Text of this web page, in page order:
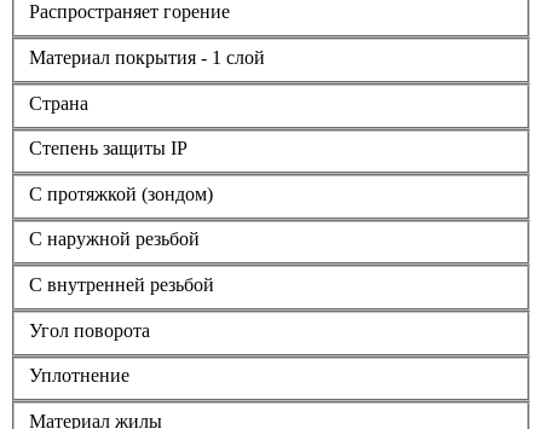
Распространяет горение
Материал покрытия - 1 слой
Страна
Степень защиты IP
С протяжкой (зондом)
С наружной резьбой
С внутренней резьбой
Угол поворота
Уплотнение
Материал жилы